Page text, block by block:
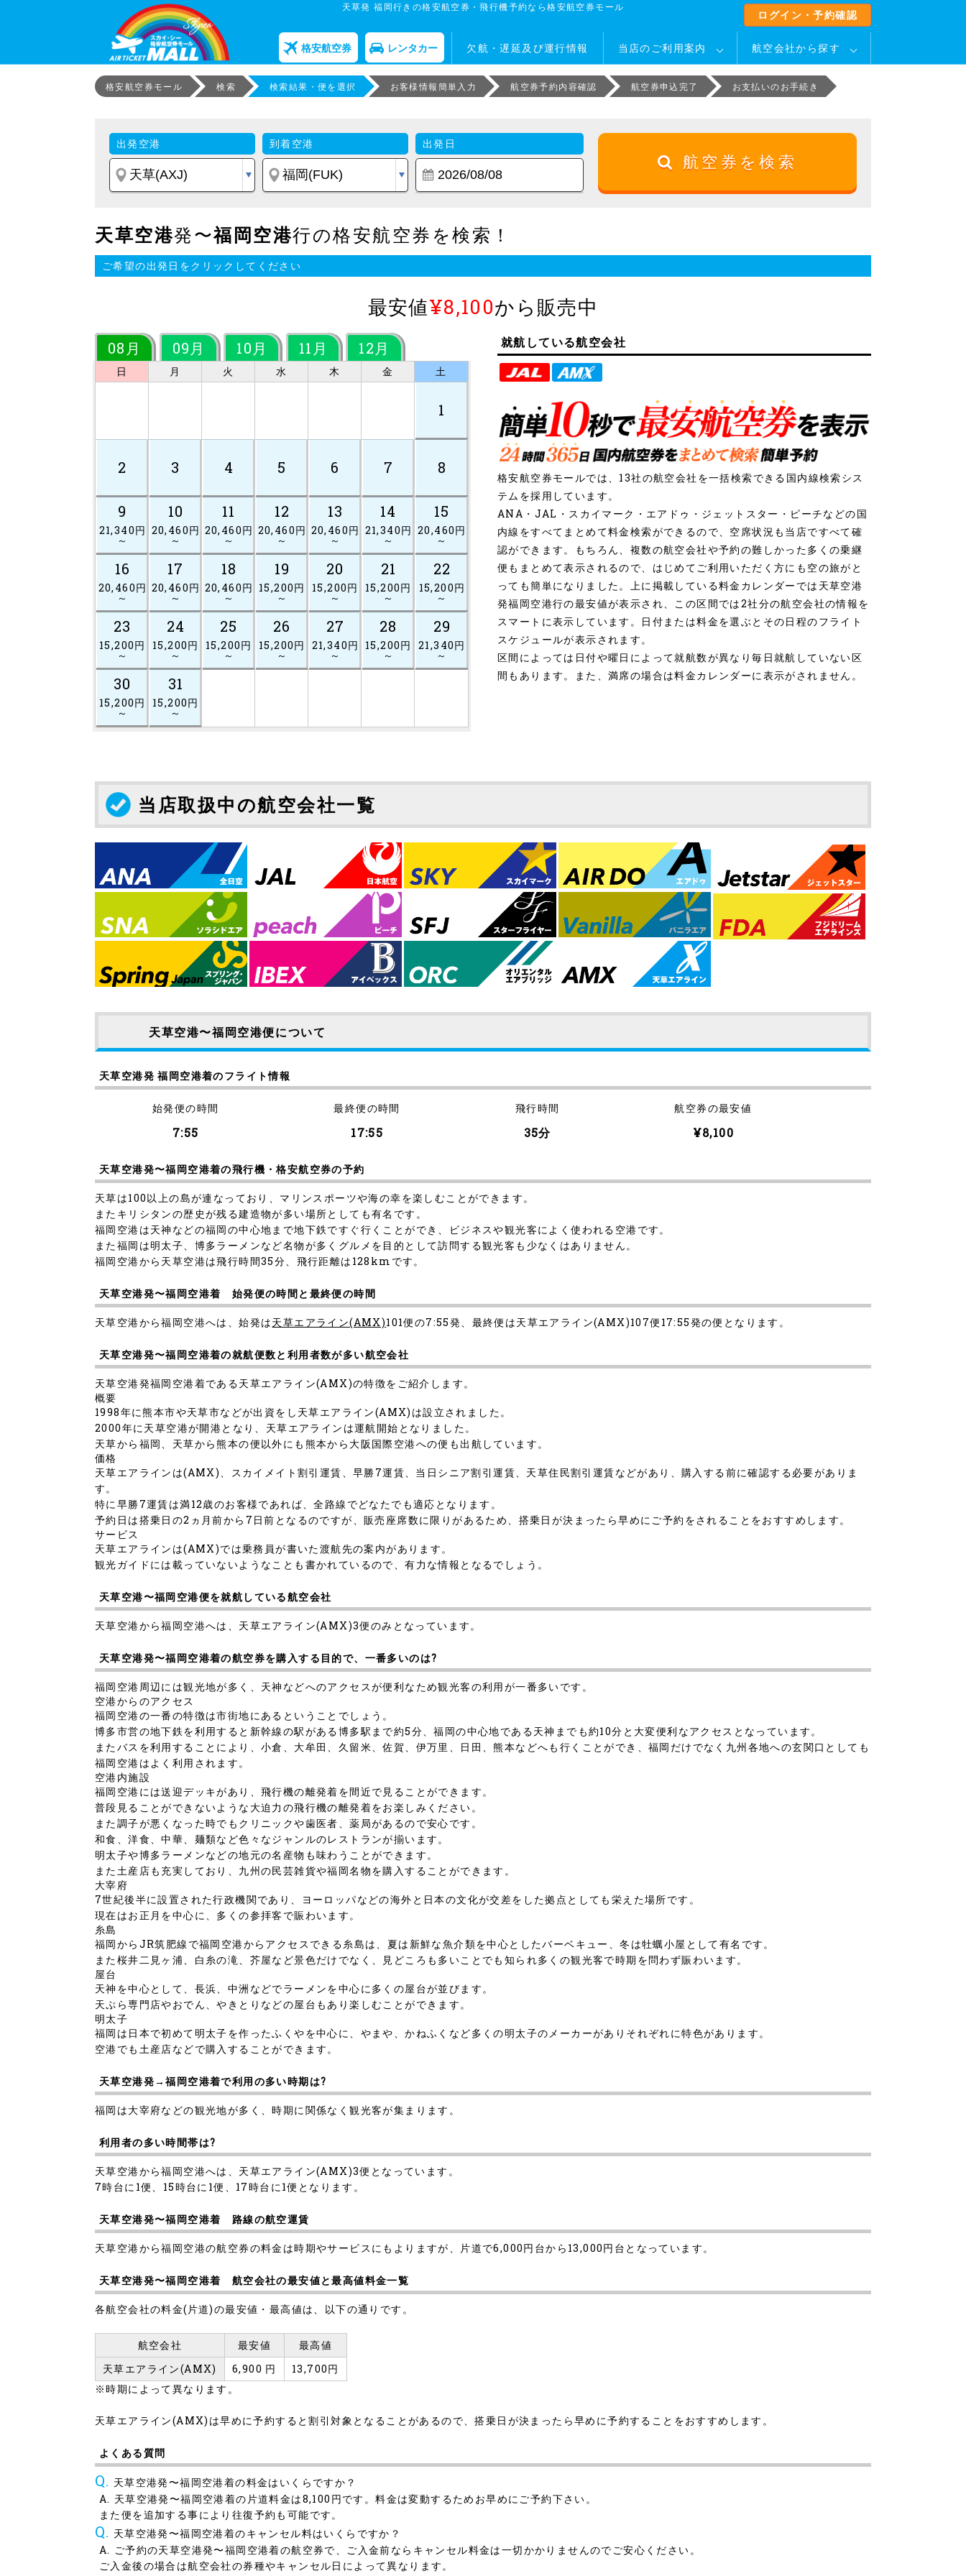
天草発 福岡行きの格安航空券・飛行機予約なら格安航空券モール
ログイン・予約確認
格安航空券 レンタカー 欠航・遅延及び運行情報 当店のご利用案内 航空会社から探す
格安航空券モール 検索 検索結果・便を選択 お客様情報簡単入力 航空券予約内容確認 航空券申込完了 お支払いのお手続き
出発空港 到着空港 出発日
航空券を検索
天草空港発〜福岡空港行の格安航空券を検索！
ご希望の出発日をクリックしてください
最安値¥8,100から販売中
08月 09月 10月 11月 12月
日 月 火 水 木 金 土
1
2 3 4 5 6 7 8
9
21,340円
～
10
20,460円
～
11
20,460円
～
12
20,460円
～
13
20,460円
～
14
21,340円
～
15
20,460円
～
16
20,460円
～
17
20,460円
～
18
20,460円
～
19
15,200円
～
20
15,200円
～
21
15,200円
～
22
15,200円
～
23
15,200円
～
24
15,200円
～
25
15,200円
～
26
15,200円
～
27
21,340円
～
28
15,200円
～
29
21,340円
～
30
15,200円
～
31
15,200円
～
就航している航空会社
格安航空券モールでは、13社の航空会社を一括検索できる国内線検索シス
テムを採用しています。
ANA・JAL・スカイマーク・エアドゥ・ジェットスター・ピーチなどの国
内線をすべてまとめて料金検索ができるので、空席状況も当店ですべて確
認ができます。もちろん、複数の航空会社や予約の難しかった多くの乗継
便もまとめて表示されるので、はじめてご利用いただく方にも空の旅がと
っても簡単になりました。上に掲載している料金カレンダーでは天草空港
発福岡空港行の最安値が表示され、この区間では2社分の航空会社の情報を
スマートに表示しています。日付または料金を選ぶとその日程のフライト
スケジュールが表示されます。
区間によっては日付や曜日によって就航数が異なり毎日就航していない区
間もあります。また、満席の場合は料金カレンダーに表示がされません。
当店取扱中の航空会社一覧
天草空港〜福岡空港便について
天草空港発 福岡空港着のフライト情報
始発便の時間
7:55
最終便の時間
17:55
飛行時間
35分
航空券の最安値
¥8,100
天草空港発〜福岡空港着の飛行機・格安航空券の予約
天草は100以上の島が連なっており、マリンスポーツや海の幸を楽しむことができます。
またキリシタンの歴史が残る建造物が多い場所としても有名です。
福岡空港は天神などの福岡の中心地まで地下鉄ですぐ行くことができ、ビジネスや観光客によく使われる空港です。
また福岡は明太子、博多ラーメンなど名物が多くグルメを目的として訪問する観光客も少なくはありません。
福岡空港から天草空港は飛行時間35分、飛行距離は128kmです。
天草空港発〜福岡空港着 始発便の時間と最終便の時間
天草空港から福岡空港へは、始発は天草エアライン(AMX)101便の7:55発、最終便は天草エアライン(AMX)107便17:55発の便となります。
天草空港発〜福岡空港着の就航便数と利用者数が多い航空会社
天草空港発福岡空港着である天草エアライン(AMX)の特徴をご紹介します。
概要
1998年に熊本市や天草市などが出資をし天草エアライン(AMX)は設立されました。
2000年に天草空港が開港となり、天草エアラインは運航開始となりました。
天草から福岡、天草から熊本の便以外にも熊本から大阪国際空港への便も出航しています。
価格
天草エアラインは(AMX)、スカイメイト割引運賃、早勝7運賃、当日シニア割引運賃、天草住民割引運賃などがあり、購入する前に確認する必要がありま
す。
特に早勝7運賃は満12歳のお客様であれば、全路線でどなたでも適応となります。
予約日は搭乗日の2ヵ月前から7日前となるのですが、販売座席数に限りがあるため、搭乗日が決まったら早めにご予約をされることをおすすめします。
サービス
天草エアラインは(AMX)では乗務員が書いた渡航先の案内があります。
観光ガイドには載っていないようなことも書かれているので、有力な情報となるでしょう。
天草空港〜福岡空港便を就航している航空会社
天草空港から福岡空港へは、天草エアライン(AMX)3便のみとなっています。
天草空港発〜福岡空港着の航空券を購入する目的で、一番多いのは?
福岡空港周辺には観光地が多く、天神などへのアクセスが便利なため観光客の利用が一番多いです。
空港からのアクセス
福岡空港の一番の特徴は市街地にあるということでしょう。
博多市営の地下鉄を利用すると新幹線の駅がある博多駅まで約5分、福岡の中心地である天神までも約10分と大変便利なアクセスとなっています。
またバスを利用することにより、小倉、大牟田、久留米、佐賀、伊万里、日田、熊本などへも行くことができ、福岡だけでなく九州各地への玄関口としても
福岡空港はよく利用されます。
空港内施設
福岡空港には送迎デッキがあり、飛行機の離発着を間近で見ることができます。
普段見ることができないような大迫力の飛行機の離発着をお楽しみください。
また調子が悪くなった時でもクリニックや歯医者、薬局があるので安心です。
和食、洋食、中華、麺類など色々なジャンルのレストランが揃います。
明太子や博多ラーメンなどの地元の名産物も味わうことができます。
また土産店も充実しており、九州の民芸雑貨や福岡名物を購入することができます。
大宰府
7世紀後半に設置された行政機関であり、ヨーロッパなどの海外と日本の文化が交差をした拠点としても栄えた場所です。
現在はお正月を中心に、多くの参拝客で賑わいます。
糸島
福岡からJR筑肥線で福岡空港からアクセスできる糸島は、夏は新鮮な魚介類を中心としたバーベキュー、冬は牡蠣小屋として有名です。
また桜井二見ヶ浦、白糸の滝、芥屋など景色だけでなく、見どころも多いことでも知られ多くの観光客で時期を問わず賑わいます。
屋台
天神を中心として、長浜、中洲などでラーメンを中心に多くの屋台が並びます。
天ぷら専門店やおでん、やきとりなどの屋台もあり楽しむことができます。
明太子
福岡は日本で初めて明太子を作ったふくやを中心に、やまや、かねふくなど多くの明太子のメーカーがありそれぞれに特色があります。
空港でも土産店などで購入することができます。
天草空港発→福岡空港着で利用の多い時期は?
福岡は大宰府などの観光地が多く、時期に関係なく観光客が集まります。
利用者の多い時間帯は?
天草空港から福岡空港へは、天草エアライン(AMX)3便となっています。
7時台に1便、15時台に1便、17時台に1便となります。
天草空港発〜福岡空港着 路線の航空運賃
天草空港から福岡空港の航空券の料金は時期やサービスにもよりますが、片道で6,000円台から13,000円台となっています。
天草空港発〜福岡空港着 航空会社の最安値と最高値料金一覧
各航空会社の料金(片道)の最安値・最高値は、以下の通りです。
航空会社 最安値
最高値
天草エアライン(AMX)
6,900 円
13,700円
※時期によって異なります。
天草エアライン(AMX)は早めに予約すると割引対象となることがあるので、搭乗日が決まったら早めに予約することをおすすめします。
よくある質問
天草空港発〜福岡空港着の料金はいくらですか？
天草空港発〜福岡空港着の片道料金は8,100円です。料金は変動するためお早めにご予約下さい。
また便を追加する事により往復予約も可能です。
天草空港発〜福岡空港着のキャンセル料はいくらですか？
ご予約の天草空港発〜福岡空港着の航空券で、ご入金前ならキャンセル料金は一切かかりませんのでご安心ください。
ご入金後の場合は航空会社の券種やキャンセル日によって異なります。